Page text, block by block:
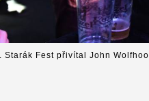
Starák Fest přivítal John